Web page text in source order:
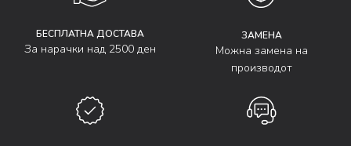
БЕСПЛАТНА ДОСТАВА
За нарачки над 2500 ден
ЗАМЕНА
Можна замена на
производот